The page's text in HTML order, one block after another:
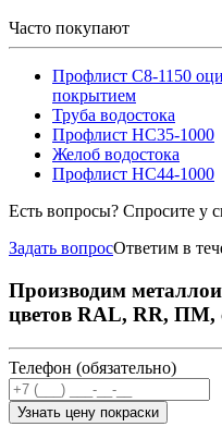
Часто покупают
Профлист С8-1150
покрытием
Труба водостока
Профлист НС35-1000
Желоб водостока
Профлист НС44-1000
Есть вопросы? Спросите у
Задать вопросОтветим в
Производим
цветов RAL, RR, ПМ,
Телефон (обязательно)
Узнать цену покраски